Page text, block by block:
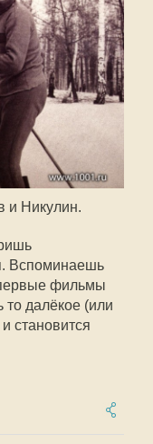
и Никулин.
Вспоминаешь
фильмы
далёкое (или
становится